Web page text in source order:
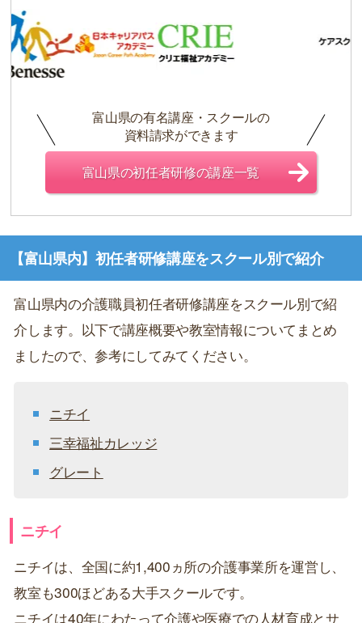
富山県の有名講座・スクールの
資料請求ができます
富山県の初任者研修の講座一覧
【富山県内】初任者研修講座をスクール別で紹介
富山県内の介護職員初任者研修講座をスクール別で紹
介します。以下で講座概要や教室情報についてまとめ
ましたので、参考にしてみてください。
ニチイ
三幸福祉カレッジ
グレート
ニチイ
ニチイは、全国に約1,400ヵ所の介護事業所を運営し、
教室も300ほどある大手スクールです。
ニチイは40年にわたって介護や医療での人材育成とサ